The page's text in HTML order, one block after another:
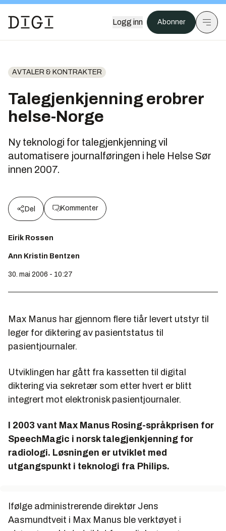
Logg inn Abonner
AVTALER & KONTRAKTER
Talegjenkjenning erobrer
helse-Norge
Ny teknologi for talegjenkjenning vil
automatisere journalføringen i hele Helse Sør
innen 2007.
Del Kommenter
Eirik Rossen
Ann Kristin Bentzen
30. mai 2006 - 10:27
Max Manus har gjennom flere tiår levert utstyr til
leger for diktering av pasientstatus til
pasientjournaler.
Utviklingen har gått fra kassetten til digital
diktering via sekretær som etter hvert er blitt
integrert mot elektronisk pasientjournaler.
I 2003 vant Max Manus Rosing-språkprisen for
SpeechMagic i norsk talegjenkjenning for
radiologi. Løsningen er utviklet med
utgangspunkt i teknologi fra Philips.
Ifølge administrerende direktør Jens
Aasmundtveit i Max Manus ble verktøyet i